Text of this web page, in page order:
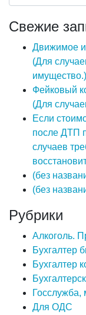
Свежие
Движимое
(Для
имущество.)
Фейковый
(Для
Если
после ДТП
случаев
(без
(без
Рубрики
Алкоголь.
Бухгалтер
Бухгалтер
Госслужба,
Для ОДС